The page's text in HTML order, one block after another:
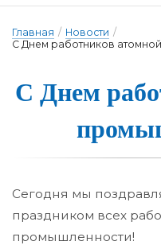
Главная / Новости /
С Днем работников
С Днем
Сегодня мы
праздником всех
промышленности!